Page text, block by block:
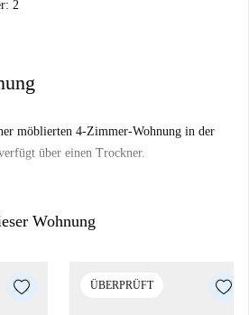
2
möblierten 4-Zimmer-Wohnung in der
über einen Trockner.
Wohnung
ÜBERPRÜFT